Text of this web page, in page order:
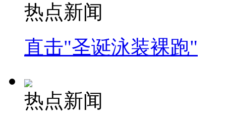
热点新闻
直击"圣诞泳装裸跑"
热点新闻